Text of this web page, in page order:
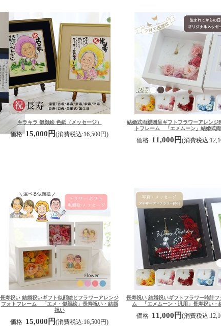
キラキラ 似顔絵 色紙（メッセージ）
価格 15,000円(消費税込:16,500円)
結婚式両親贈呈ギフト フラワーアレンジ
トフレーム 「エメムーン」結婚式
価格 11,000円(消費税込
長寿祝い 結婚祝いギフト似顔絵とフラワーアレンジ
フォトフレーム 「エメ・似顔絵」長寿祝い・結婚
祝い
価格 15,000円(消費税込:16,500円)
長寿祝い 結婚祝いギフト フラワー時計フ
ム 「エメムーン・汎用」長寿祝い・
価格 11,000円(消費税込